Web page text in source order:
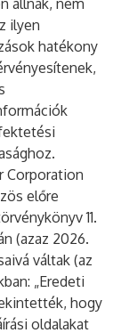
állnak, nem
ilyen
hatékony
Corporation
előre
11.
(azaz 2026.
váltak (az
„Eredeti
hogy
oldalakat